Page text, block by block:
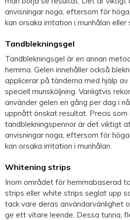
anvisningar noga, eftersom för
kan orsaka irritation i munhålan eller
Tandblekningsgel
Tandblekningsgel är en annan
hemma. Gelen innehåller också
applicerar på tänderna med hjälp
speciell munsköljning. Vanligtvis
använder gelen en gång per dag i
uppnått önskat resultat. Precis som
tandblekningspennor är det viktigt
anvisningar noga, eftersom för
kan orsaka irritation i munhålan.
Whitening strips
Inom området för hemmabaserad
strips eller white strips seglat upp
tack vare deras användarvänlighet
ge ett vitare leende. Dessa tunna,